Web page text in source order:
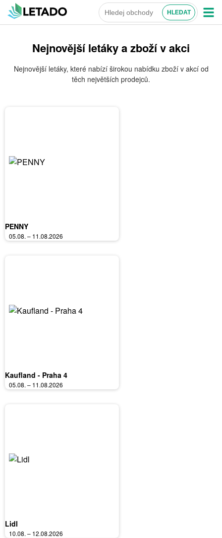
Nejnovější letáky a zboží v akci
Nejnovější letáky, které nabízí širokou nabídku zboží v akcí od
těch největších prodejců.
PENNY
05.08. – 11.08.2026
Kaufland - Praha 4
05.08. – 11.08.2026
Lidl
10.08. – 12.08.2026